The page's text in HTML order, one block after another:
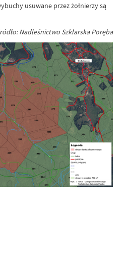
usuwane przez żołnierzy są
Nadleśnictwo Szklarska Poręba